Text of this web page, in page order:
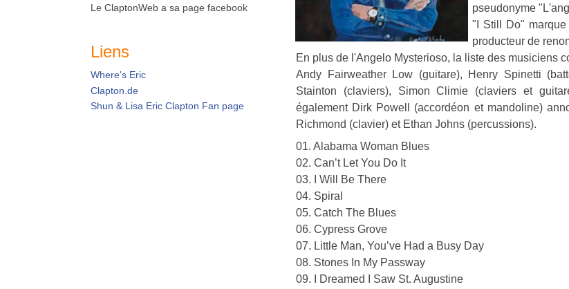
Le ClaptonWeb a sa page facebook
Liens
Where's Eric
Clapton.de
Shun & Lisa Eric Clapton Fan page
pseudonyme
"I Still Do"
producteur de
En plus de l'Angelo Mysterioso, la liste des musiciens
Andy Fairweather Low (guitare), Henry Spinetti
Stainton (claviers), Simon Climie (claviers et
également Dirk Powell (accordéon et mandoline)
Richmond (clavier) et Ethan Johns (percussions).
01. Alabama Woman Blues
02. Can’t Let You Do It
03. I Will Be There
04. Spiral
05. Catch The Blues
06. Cypress Grove
07. Little Man, You’ve Had a Busy Day
08. Stones In My Passway
09. I Dreamed I Saw St. Augustine